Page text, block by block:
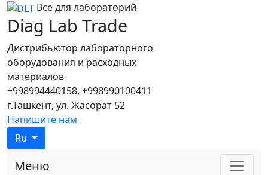
Всё для лабораторий
Diag Lab Trade
Дистрибьютор лабораторного
оборудования и расходных
материалов
+998994440158, +998990100411
г.Ташкент, ул. Жасорат 52
Напишите нам
Ru
Меню